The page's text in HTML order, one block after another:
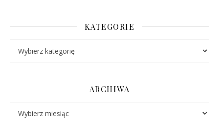
KATEGORIE
ARCHIWA